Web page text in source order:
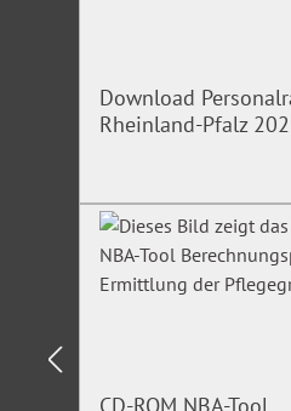
Download
Rheinland-Pfalz